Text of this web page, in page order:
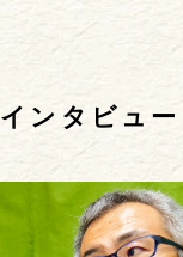
インタビュー